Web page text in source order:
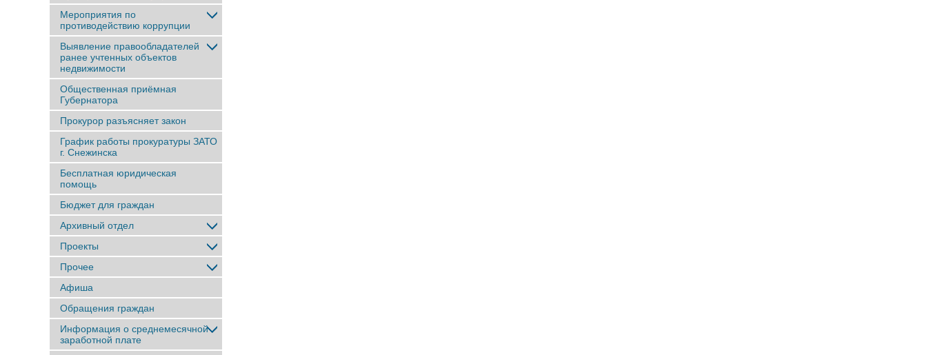
Мероприятия по
противодействию коррупции
Выявление правообладателей
ранее учтенныx объектов
недвижимости
Общественная приёмная
Губернатора
Прокурор разъясняет закон
График работы прокуратуры ЗАТО
г. Снежинска
Бесплатная юридическая
помощь
Бюджет для граждан
Архивный отдел
Проекты
Прочее
Афиша
Обращения граждан
Информация о среднемесячной
заработной плате